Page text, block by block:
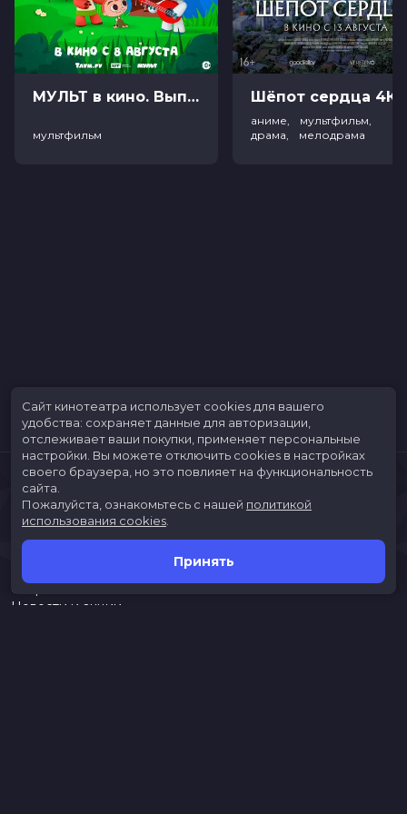
МУЛЬТ в кино. Выпуск №198. Некогда скучать (0+)
мультфильм
аниме, мультфильм,
драма, мелодрама
Скоро в кино
Новости и акции
Сайт кинотеатра использует cookies для вашего
удобства: сохраняет данные для авторизации,
отслеживает ваши покупки, применяет персональные
настройки. Вы можете отключить cookies в настройках
своего браузера, но это повлияет на функциональность
сайта.
Пожалуйста, ознакомьтесь с нашей политикой
использования cookies
Принять